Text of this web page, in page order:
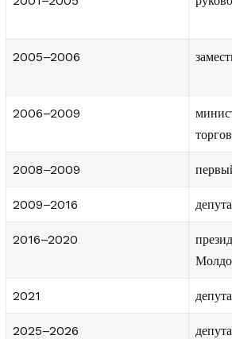
2005–2006
2006–2009
2008–2009
2009–2016
2016–2020
2021
2025–2026